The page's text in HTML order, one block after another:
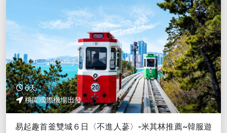
6天
桃園國際機場出發
易起趣首釜雙城６日〈不進人蔘〉-米其林推薦~韓服遊